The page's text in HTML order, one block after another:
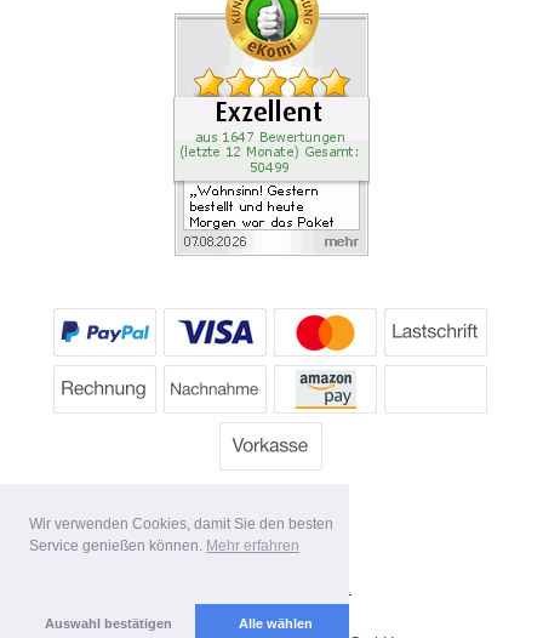
Wir verwenden Cookies, damit Sie den besten
Service genießen können. Mehr erfahren
Auswahl bestätigen Alle wählen
Lieferbedingungen